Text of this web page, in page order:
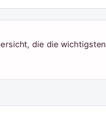
die die wichtigsten